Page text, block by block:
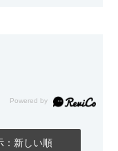
るスタイルが理想
客時には離してスツ
：新しい順